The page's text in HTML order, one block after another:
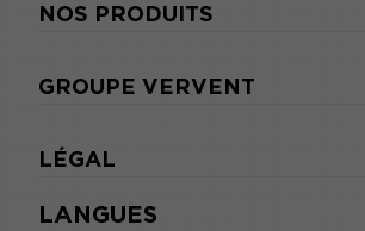
LANGUES
NOS PRODUITS
GROUPE VERVENT
LÉGAL